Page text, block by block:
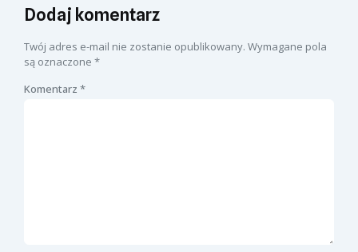
Dodaj komentarz
Twój adres e-mail nie zostanie opublikowany. Wymagane pola
są oznaczone *
Komentarz *